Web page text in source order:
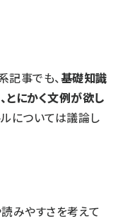
記事でも、基礎知識
とにかく文例が欲し
ルについては議論し
みやすさを考えて